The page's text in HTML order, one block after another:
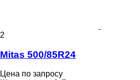
2
Mitas 500/85R24
Цена по запросу